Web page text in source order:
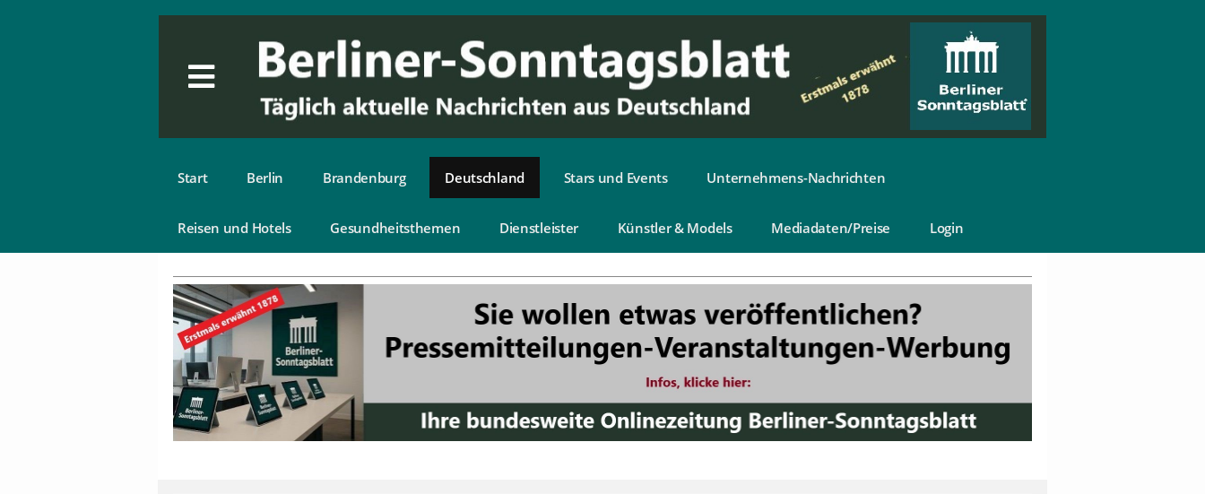
Start Berlin Brandenburg Deutschland Stars und Events Unternehmens-Nachrichten
Reisen und Hotels Gesundheitsthemen Dienstleister Künstler & Models Mediadaten/Preise Login